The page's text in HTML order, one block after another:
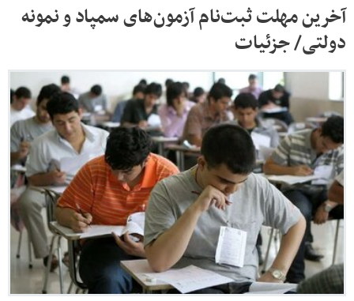
آخرین مهلت ثبت‌نام آزمون‌های سمپاد و نمونه
دولتی/ جزئیات